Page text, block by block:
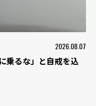
2026.08.07
乗るな」と自戒を込